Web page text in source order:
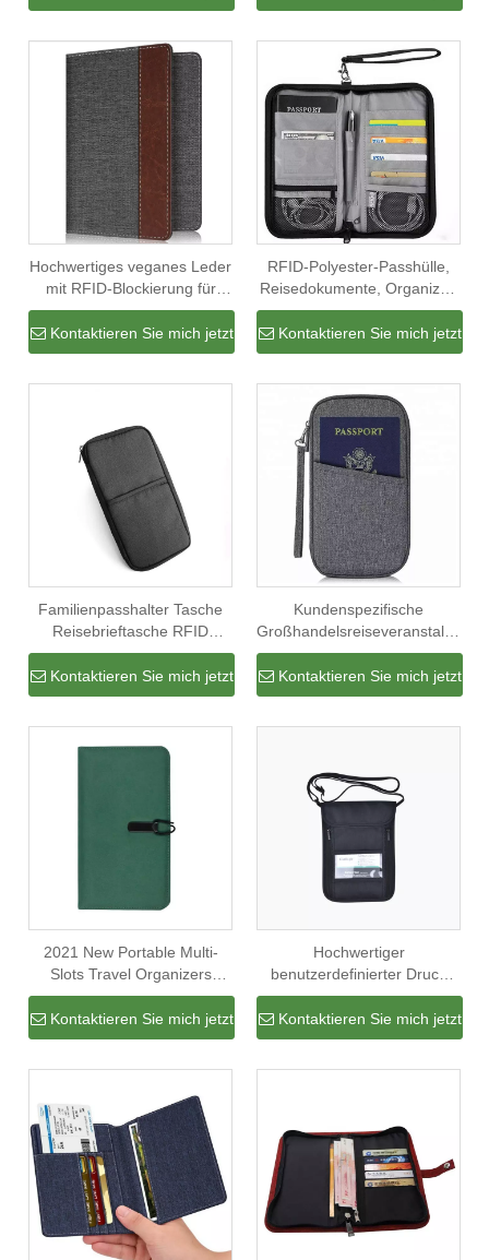
Halter-Abdeckung für Reise-
Hochwertiges veganes Leder
mit RFID-Blockierung für
Visitenkarten, Kreditkarten,
Reisepass, Reisebrieftasche
Kontaktieren Sie mich jetzt
RFID-Polyester-Passhülle,
Reisedokumente, Organizer,
Brieftasche, Ausweishülle
Kontaktieren Sie mich jetzt
Familienpasshalter Tasche
Reisebrieftasche RFID
blockierender Organizer
Benutzerdefinierter
Impfstoffkartenhalter
Kontaktieren Sie mich jetzt
Kundenspezifische
Großhandelsreiseveranstalter-
Passdokumentenhalter-
Geldbörse
Kontaktieren Sie mich jetzt
2021 New Portable Multi-
Slots Travel Organizers
Family Passport Holder Long
Wallet für Visitenkarten
Kontaktieren Sie mich jetzt
Hochwertiger
benutzerdefinierter Druck
Reisepasshalter Travel Crad
Wallet RFID Blocking Card
Case Cover für Geschenk
Kontaktieren Sie mich jetzt